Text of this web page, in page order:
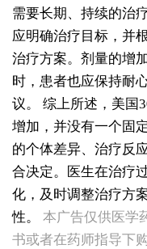
需要长期、持续的治疗
应明确治疗目标，并
治疗方案。剂量的增
时，患者也应保持耐
议。
综上所述，美国
增加，并没有一个固
的个体差异、治疗反
合决定。医生在治疗
化，及时调整治疗方
性。
本广告仅供医学
书或者在药师指导下
女性
女性
女性